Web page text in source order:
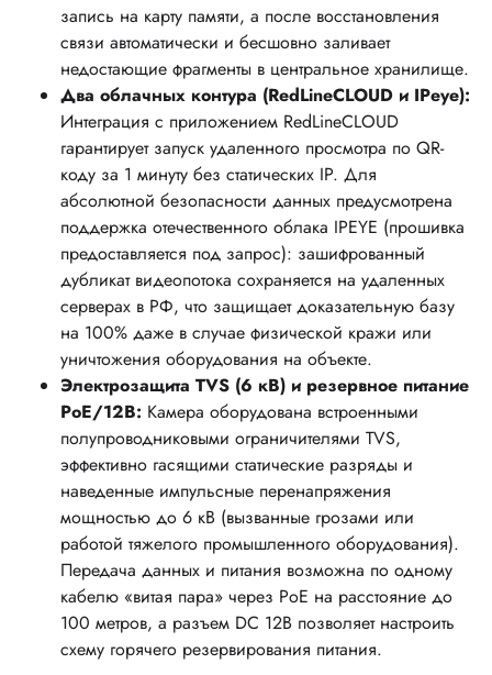
запись на карту памяти, а после восстановления
связи автоматически и бесшовно заливает
недостающие фрагменты в центральное хранилище.
Два облачных контура (RedLineCLOUD и IPeye):
Интеграция с приложением RedLineCLOUD
гарантирует запуск удаленного просмотра по QR-
коду за 1 минуту без статических IP. Для
абсолютной безопасности данных предусмотрена
поддержка отечественного облака IPEYE (прошивка
предоставляется под запрос): зашифрованный
дубликат видеопотока сохраняется на удаленных
серверах в РФ, что защищает доказательную базу
на 100% даже в случае физической кражи или
уничтожения оборудования на объекте.
Электрозащита TVS (6 кВ) и резервное питание
PoE/12В: Камера оборудована встроенными
полупроводниковыми ограничителями TVS,
эффективно гасящими статические разряды и
наведенные импульсные перенапряжения
мощностью до 6 кВ (вызванные грозами или
работой тяжелого промышленного оборудования).
Передача данных и питания возможна по одному
кабелю «витая пара» через PoE на расстояние до
100 метров, а разъем DC 12В позволяет настроить
схему горячего резервирования питания.